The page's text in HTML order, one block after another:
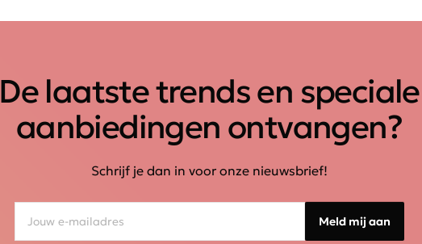
De laatste trends en speciale
aanbiedingen ontvangen?
Schrijf je dan in voor onze nieuwsbrief!
Meld mij aan